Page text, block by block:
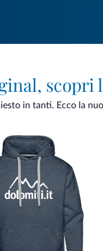
scopri
in tanti. Ecco la